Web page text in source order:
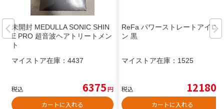
未開封 MEDULLA SONIC SHIN
E PRO 超音波ヘアトリートメン
ト
マイストア在庫： 4437
税込 6375円
カートに入れる
ReFa パワーストレートアイロ
ン 黒
マイストア在庫： 1525
税込 12180
カートに入れる